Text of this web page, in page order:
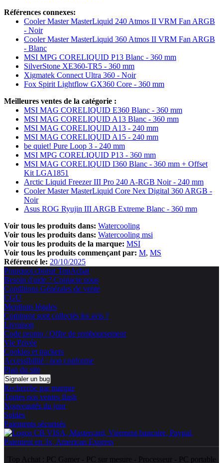
Références connexes:
Cooler Master MasterLiquid 240 Atmos II VRM Fan ARGB
- Noir
Cooler Master MasterLiquid 360 Atmos II VRM Fan ARGB
- Blanc
MSI MPG CORELIQUID P13 Blanc - 360 mm
SilverStone XE360-TR5 - 360 mm
Xigmatek Connect Ultra 360 - Noir
Fox Spirit Lightflow GX360 Core - 360 mm
Meilleures ventes de la catégorie :
MSI MAG CORELIQUID E360 Blanc - 360 mm
MSI MAG CORELIQUID A13 Blanc - 360 mm
MSI MAG CORELIQUID A13 - 240 mm
MSI MAG CORELIQUID A15 - 240 mm
be quiet! Pure Loop 3 - 240 mm
MSI MPG CORELIQUID P13 - 360 mm
MSI MAG CORELIQUID I360 Blanc - 360 mm + Offset
Kit LGA1851
Arctic Liquid Freezer III Pro 240 A-RGB Noir - 240 mm
Cooler Master MasterLiquid Core Nex Digital 360 ARGB -
Noir
Asus ROG Ryujin III ARGB Extreme Blanc - 360 mm
Voir tous les produits dans: Watercooling
Voir tous les produits dans: Watercooling msi
Voir tous les produits de la marque: MSI
Voir tous les produits commençant par: M MS
Référencé le: 20/10/2025
Pourquoi choisir TopAchat
Besoin d'aide ? Contacte nous
Conditions Générales de vente
CGU
Mentions légales
Comment sont collectés les avis ?
Livraison
Code promo / Offre de remboursement
Vie Privée
Cookies et trackers
Accessibilité : non conforme
Plan du site
Signaler un bug
Recherche par marque
Toutes nos ventes flash
Nouveautés du jour
Soldes
Paiements sécurisés
Top Achat : PC Gamer- PC sur mesure - Processeur- PC portable